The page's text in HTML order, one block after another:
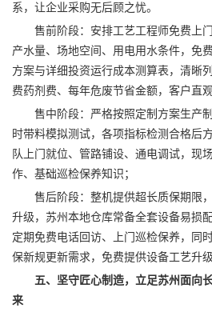
系，让企业采购无后顾之忧。
售前阶段：安排工艺工程师免费上
产水量、场地空间、用电用水条件，免
方案与详细投资运行成本测算表，清晰
费药剂费、每年危废节省金额，客户直
售中阶段：严格按照定制方案生产
时带料模拟测试，各项指标检测合格后
队上门就位、管路铺设、通电调试，现
作、基础巡检保养知识；
售后阶段：整机提供超长质保期限
升级，苏州本地仓库常备全套设备易损
定期免费电话回访、上门巡检保养，同
保新规更新需求，免费提供设备工艺升级
五、坚守匠心制造，立足苏州面向
来